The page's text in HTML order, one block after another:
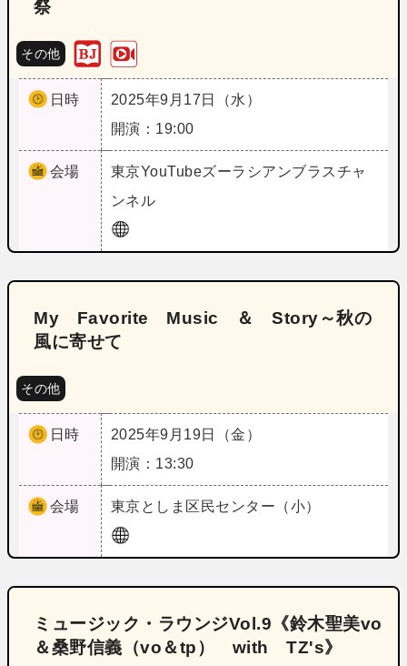
祭
その他
日時
2025年9月17日（水）
開演：19:00
会場 東京YouTubeズーラシアンブラスチャ
ンネル
My Favorite Music ＆ Story～秋の
風に寄せて
その他
日時
2025年9月19日（金）
開演：13:30
会場 東京としま区民センター（小）
ミュージック・ラウンジVol.9《鈴木聖美vo
＆桑野信義（vo＆tp） with TZ's》